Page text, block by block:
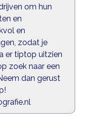
om hun
en
en
zodat je
er tiptop uitzien
zoek naar een
dan gerust